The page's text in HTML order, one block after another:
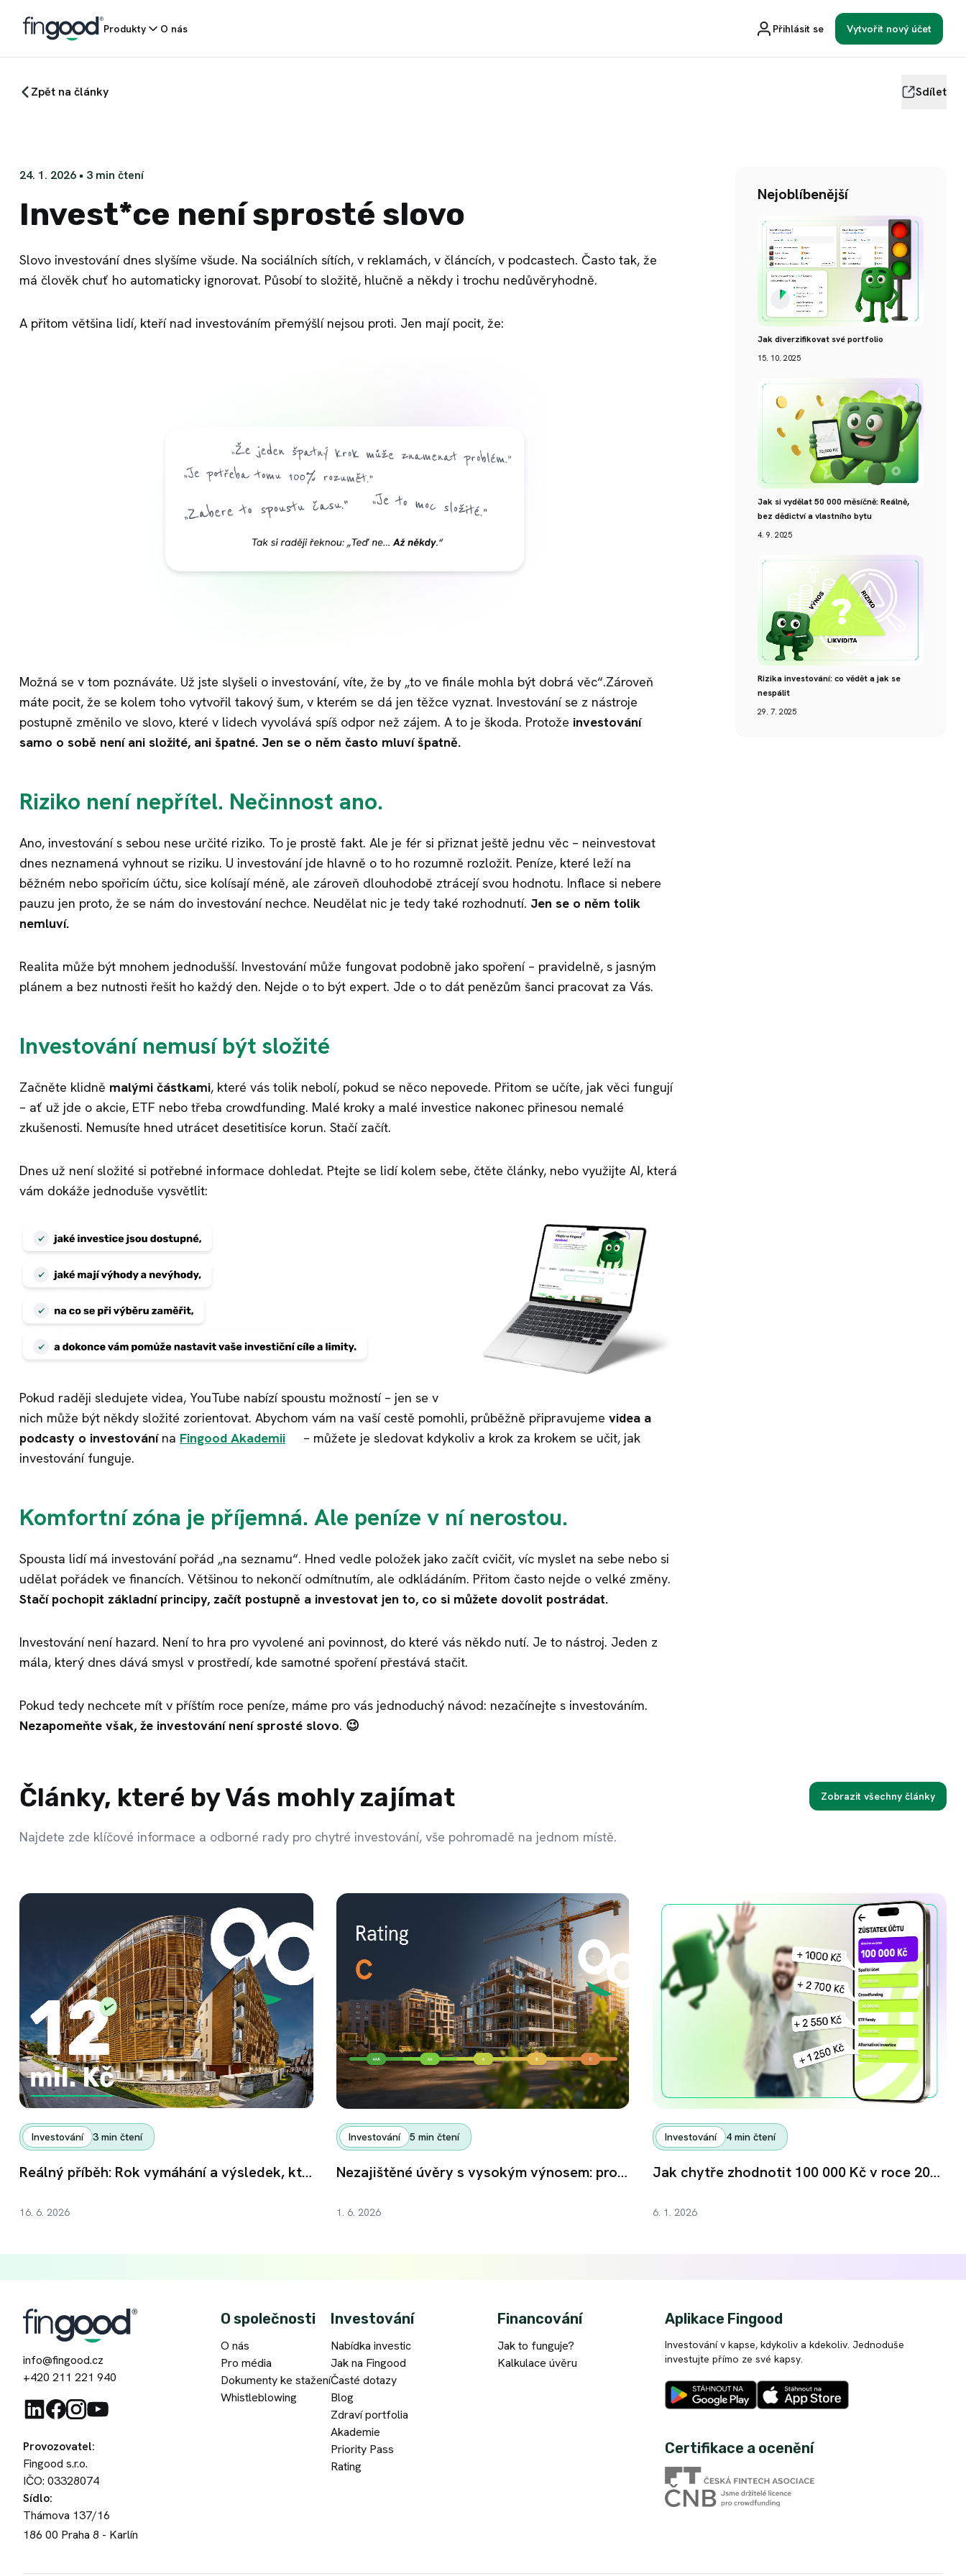
Produkty O nás Přihlásit se Vytvořit nový účet
Zpět na články Sdílet
24. 1. 2026 • 3 min čtení
Invest*ce není sprosté slovo
Slovo investování dnes slyšíme všude. Na sociálních sítích, v reklamách, v článcích, v podcastech. Často tak, že
má člověk chuť ho automaticky ignorovat. Působí to složitě, hlučně a někdy i trochu nedůvěryhodně.
A přitom většina lidí, kteří nad investováním přemýšlí nejsou proti. Jen mají pocit, že:
Možná se v tom poznáváte. Už jste slyšeli o investování, víte, že by „to ve finále mohla být dobrá věc“.Zároveň
máte pocit, že se kolem toho vytvořil takový šum, v kterém se dá jen těžce vyznat. Investování se z nástroje
postupně změnilo ve slovo, které v lidech vyvolává spíš odpor než zájem. A to je škoda. Protože investování
samo o sobě není ani složité, ani špatné. Jen se o něm často mluví špatně.
Riziko není nepřítel. Nečinnost ano.
Ano, investování s sebou nese určité riziko. To je prostě fakt. Ale je fér si přiznat ještě jednu věc – neinvestovat
dnes neznamená vyhnout se riziku. U investování jde hlavně o to ho rozumně rozložit. Peníze, které leží na
běžném nebo spořicím účtu, sice kolísají méně, ale zároveň dlouhodobě ztrácejí svou hodnotu. Inflace si nebere
pauzu jen proto, že se nám do investování nechce. Neudělat nic je tedy také rozhodnutí. Jen se o něm tolik
nemluví.
Realita může být mnohem jednodušší. Investování může fungovat podobně jako spoření – pravidelně, s jasným
plánem a bez nutnosti řešit ho každý den. Nejde o to být expert. Jde o to dát penězům šanci pracovat za Vás.
Investování nemusí být složité
Začněte klidně malými částkami, které vás tolik nebolí, pokud se něco nepovede. Přitom se učíte, jak věci fungují
– ať už jde o akcie, ETF nebo třeba crowdfunding. Malé kroky a malé investice nakonec přinesou nemalé
zkušenosti. Nemusíte hned utrácet desetitisíce korun. Stačí začít.
Dnes už není složité si potřebné informace dohledat. Ptejte se lidí kolem sebe, čtěte články, nebo využijte AI, která
vám dokáže jednoduše vysvětlit:
Pokud raději sledujete videa, YouTube nabízí spoustu možností – jen se v
nich může být někdy složité zorientovat. Abychom vám na vaší cestě pomohli, průběžně připravujeme videa a
podcasty o investovánína Fingood Akademii
– můžete je sledovat kdykoliv a krok za krokem se učit, jak
investování funguje.
Komfortní zóna je příjemná. Ale peníze v ní nerostou.
Spousta lidí má investování pořád „na seznamu“. Hned vedle položek jako začít cvičit, víc myslet na sebe nebo si
udělat pořádek ve financích. Většinou to nekončí odmítnutím, ale odkládáním. Přitom často nejde o velké změny.
Stačí pochopit základní principy, začít postupně a investovat jen to, co si můžete dovolit postrádat.
Investování není hazard. Není to hra pro vyvolené ani povinnost, do které vás někdo nutí. Je to nástroj. Jeden z
mála, který dnes dává smysl v prostředí, kde samotné spoření přestává stačit.
Pokud tedy nechcete mít v příštím roce peníze, máme pro vás jednoduchý návod: nezačínejte s investováním.
Nezapomeňte však, že investování není sprosté slovo. 😉
Nejoblíbenější
Jak diverzifikovat své portfolio
15. 10. 2025
Jak si vydělat 50 000 měsíčně: Reálně,
bez dědictví a vlastního bytu
4. 9. 2025
Rizika investování: co vědět a jak se
nespálit
29. 7. 2025
Články, které by Vás mohly zajímat
Najdete zde klíčové informace a odborné rady pro chytré investování, vše pohromadě na jednom místě.
Zobrazit všechny články
Investování 3 min čtení
Reálný příběh: Rok vymáhání a výsledek, který stojí za to
16. 6. 2026
Investování 5 min čtení
Nezajištěné úvěry s vysokým výnosem: proč se jich nebát a jak s nimi pracovat v portfoliu
1. 6. 2026
Investování 4 min čtení
Jak chytře zhodnotit 100 000 Kč v roce 2026?
6. 1. 2026
info@fingood.cz
+420 211 221 940
Provozovatel:
Fingood s.r.o.
IČO: 03328074
Sídlo:
Thámova 137/16
186 00 Praha 8 - Karlín
O společnosti
O nás
Pro média
Dokumenty ke stažení
Whistleblowing
Investování
Nabídka investic
Jak na Fingood
Časté dotazy
Blog
Zdraví portfolia
Akademie
Priority Pass
Rating
Financování
Jak to funguje?
Kalkulace úvěru
Aplikace Fingood
Investování v kapse, kdykoliv a kdekoliv. Jednoduše
investujte přímo ze své kapsy.
Certifikace a ocenění